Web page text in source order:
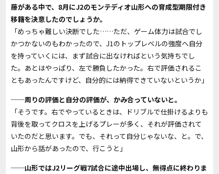
藤がある中で、8月にJ2のモンテディオ山形への育成型期限付き
移籍を決意したのでしょうか。
「めっちゃ難しい決断でした……ただ、ゲーム体力は試合でし
かつかないのもわかったので、J1のトップレベルの強度へ自分
を持っていくには、まず試合に出なければという気持ちでし
た。あとはやっぱり、左で勝負したかった。右で評価されるこ
ともあったんですけど、自分的には納得できていないというか」
──周りの評価と自分の評価が、かみ合っていないと。
「そうです。右でやっているときは、ドリブルで仕掛けるよりも
背後を取ってクロスを上げるプレーが多く、それが評価されて
いたのだと思います。でも、それって自分じゃないな、と。で、
山形から話があったので、行こうと」
──山形ではJ2リーグ戦7試合に途中出場し、無得点に終わりま